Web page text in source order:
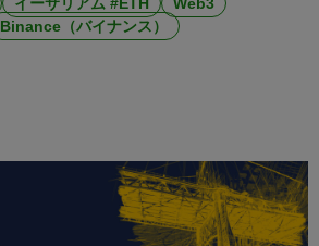
Binance（バイナンス）